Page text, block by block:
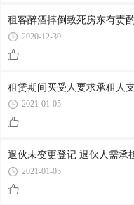
租客醉酒摔倒致死房东有责
2020-12-30
租赁期间买受人要求承租人
2021-01-05
退伙未变更登记 退伙人需承
2021-01-05